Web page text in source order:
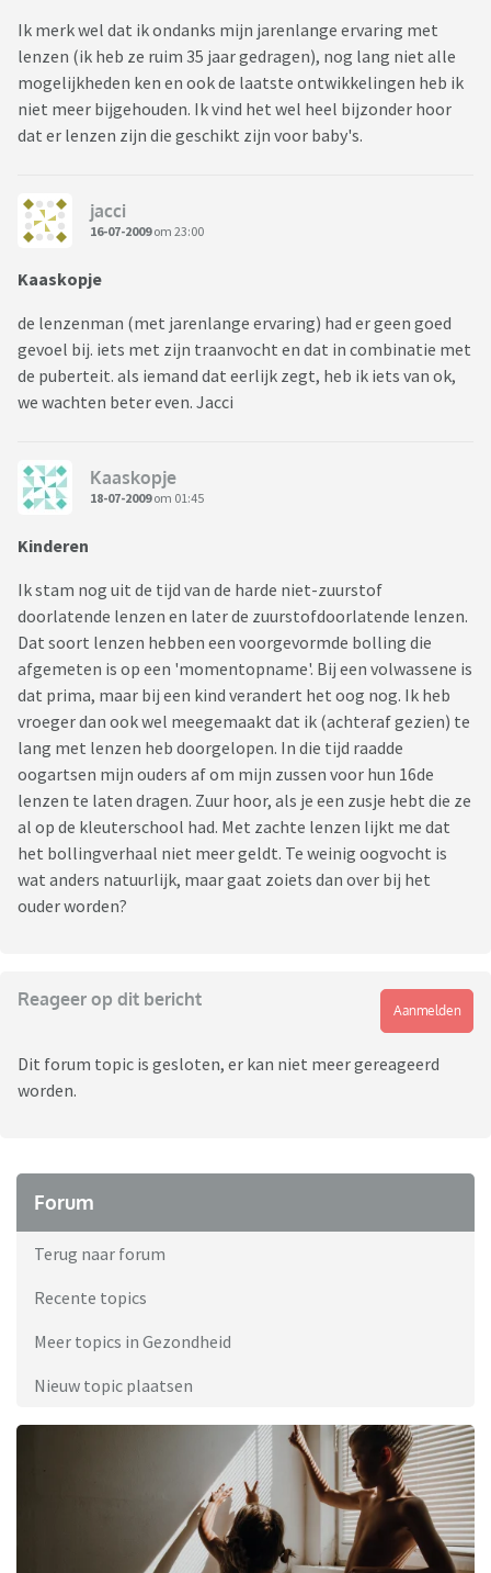
Ik merk wel dat ik ondanks mijn jarenlange ervaring met
lenzen (ik heb ze ruim 35 jaar gedragen), nog lang niet alle
mogelijkheden ken en ook de laatste ontwikkelingen heb ik
niet meer bijgehouden. Ik vind het wel heel bijzonder hoor
dat er lenzen zijn die geschikt zijn voor baby's.
jacci
16-07-2009om 23:00
Kaaskopje
de lenzenman (met jarenlange ervaring) had er geen goed
gevoel bij. iets met zijn traanvocht en dat in combinatie met
de puberteit. als iemand dat eerlijk zegt, heb ik iets van ok,
we wachten beter even. Jacci
Kaaskopje
18-07-2009om 01:45
Kinderen
Ik stam nog uit de tijd van de harde niet-zuurstof
doorlatende lenzen en later de zuurstofdoorlatende lenzen.
Dat soort lenzen hebben een voorgevormde bolling die
afgemeten is op een 'momentopname'. Bij een volwassene is
dat prima, maar bij een kind verandert het oog nog. Ik heb
vroeger dan ook wel meegemaakt dat ik (achteraf gezien) te
lang met lenzen heb doorgelopen. In die tijd raadde
oogartsen mijn ouders af om mijn zussen voor hun 16de
lenzen te laten dragen. Zuur hoor, als je een zusje hebt die ze
al op de kleuterschool had. Met zachte lenzen lijkt me dat
het bollingverhaal niet meer geldt. Te weinig oogvocht is
wat anders natuurlijk, maar gaat zoiets dan over bij het
ouder worden?
Reageer op dit bericht
Aanmelden
Dit forum topic is gesloten, er kan niet meer gereageerd
worden.
Forum
Terug naar forum
Recente topics
Meer topics in Gezondheid
Nieuw topic plaatsen